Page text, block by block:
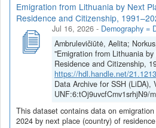
Emigration from Lithuania by Next
Residence and Citizenship,
Jul 16, 2026 - Demography =
Ambrulevičiūtė, Aelita;
"Emigration from Lithuania
Residence and Citizenship,
https://hdl.handle.net/
Data Archive for SSH (LiDA),
UNF:6:tOj9uvcfCmv1srhjN9/
This dataset contains data on
2024 by next place (country) of